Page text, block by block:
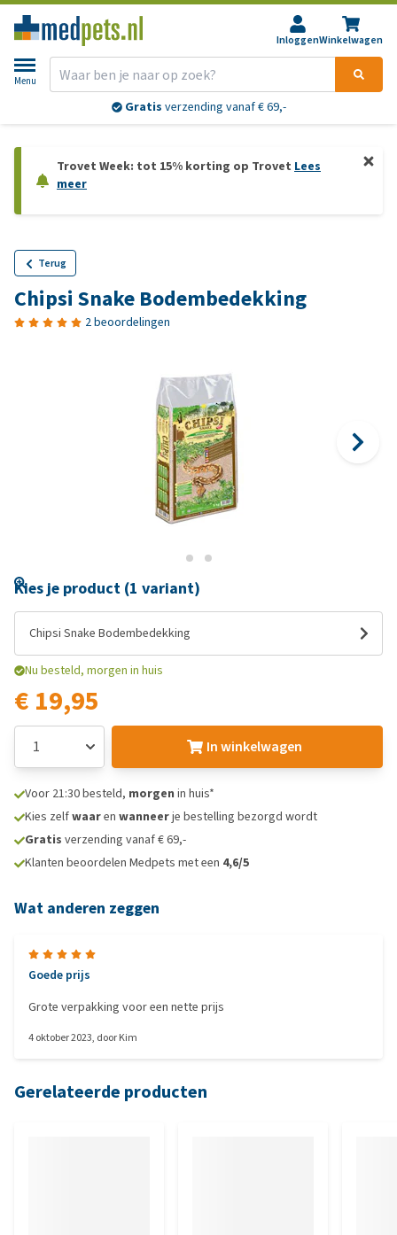
InloggenWinkelwagen
Menu
Gratis verzending vanaf € 69,-
Trovet Week: tot 15% korting op Trovet Lees
meer
Terug
Chipsi Snake Bodembedekking
2 beoordelingen
Kies je product (1 variant)
Chipsi Snake Bodembedekking
Nu besteld, morgen in huis
€ 19,95
In winkelwagen
Voor 21:30 besteld, morgen in huis*
Kies zelfwaaren wanneerje bestelling bezorgd wordt
Gratis verzending vanaf € 69,-
Klanten beoordelen Medpets met een 4,6/5
Wat anderen zeggen
Goede prijs
Grote verpakking voor een nette prijs
4 oktober 2023, doorKim
Gerelateerde producten